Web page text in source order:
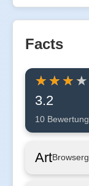
Facts
3.2
10
Art